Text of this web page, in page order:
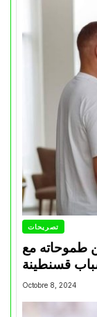
تصريحات
طموحاته مع
قسنطينة
Octobre 8, 2024